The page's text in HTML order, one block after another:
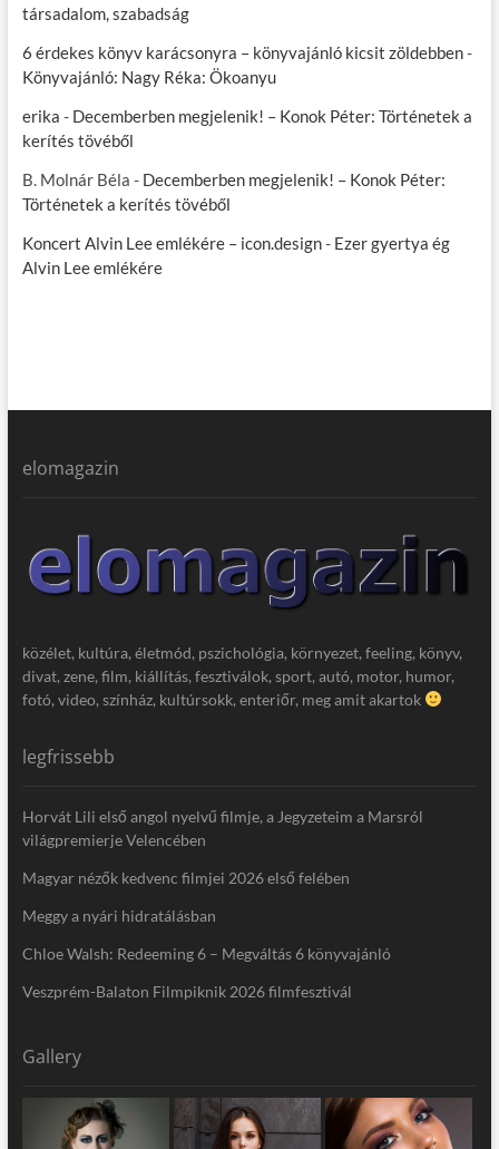
társadalom, szabadság
6 érdekes könyv karácsonyra – könyvajánló kicsit zöldebben-
Könyvajánló: Nagy Réka: Ökoanyu
erika - Decemberben megjelenik! – Konok Péter: Történetek a
kerítés tövéből
B. Molnár Béla - Decemberben megjelenik! – Konok Péter:
Történetek a kerítés tövéből
Koncert Alvin Lee emlékére – icon.design- Ezer gyertya ég
Alvin Lee emlékére
elomagazin
közélet, kultúra, életmód, pszichológia, környezet, feeling, könyv,
divat, zene, film, kiállítás, fesztiválok, sport, autó, motor, humor,
fotó, video, színház, kultúrsokk, enteriőr, meg amit akartok
legfrissebb
Horvát Lili első angol nyelvű filmje, a Jegyzeteim a Marsról
világpremierje Velencében
Magyar nézők kedvenc filmjei 2026 első felében
Meggy a nyári hidratálásban
Chloe Walsh: Redeeming 6 – Megváltás 6 könyvajánló
Veszprém-Balaton Filmpiknik 2026 filmfesztivál
Gallery